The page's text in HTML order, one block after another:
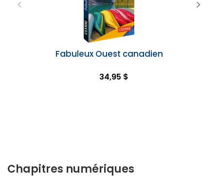
Fabuleux Ouest canadien
34,95 $
Chapitres numériques